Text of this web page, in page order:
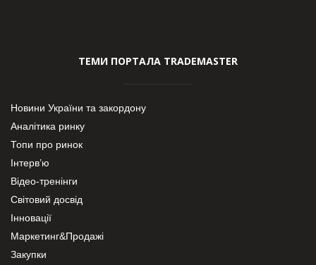
ТЕМИ ПОРТАЛА TRADEMASTER
Новини України та закордону
Аналітика ринку
Топи про ринок
Інтерв’ю
Відео-тренінги
Світовий досвід
Інновації
Маркетинг&Продажі
Закупки